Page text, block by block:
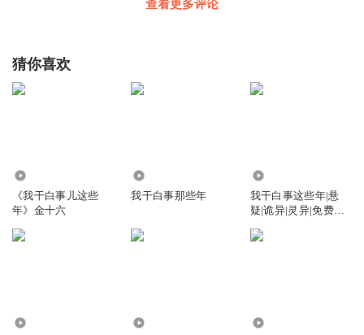
回复
奋斗的三只熊
听林染的故事
查看更多评论
猜你喜欢
《我干白事儿这些
年》金十六
我干白事那些年
我干白事这些年|悬
疑|诡异|灵异|免费畅